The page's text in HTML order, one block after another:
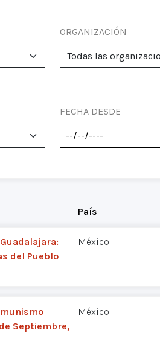
ORGANIZACIÓN
FECHA DESDE
País
del Pueblo
México
Septiembre,
México